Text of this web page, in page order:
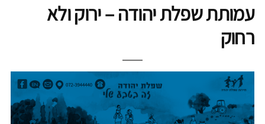
עמותת שפלת יהודה – ירוק ולא
רחוק